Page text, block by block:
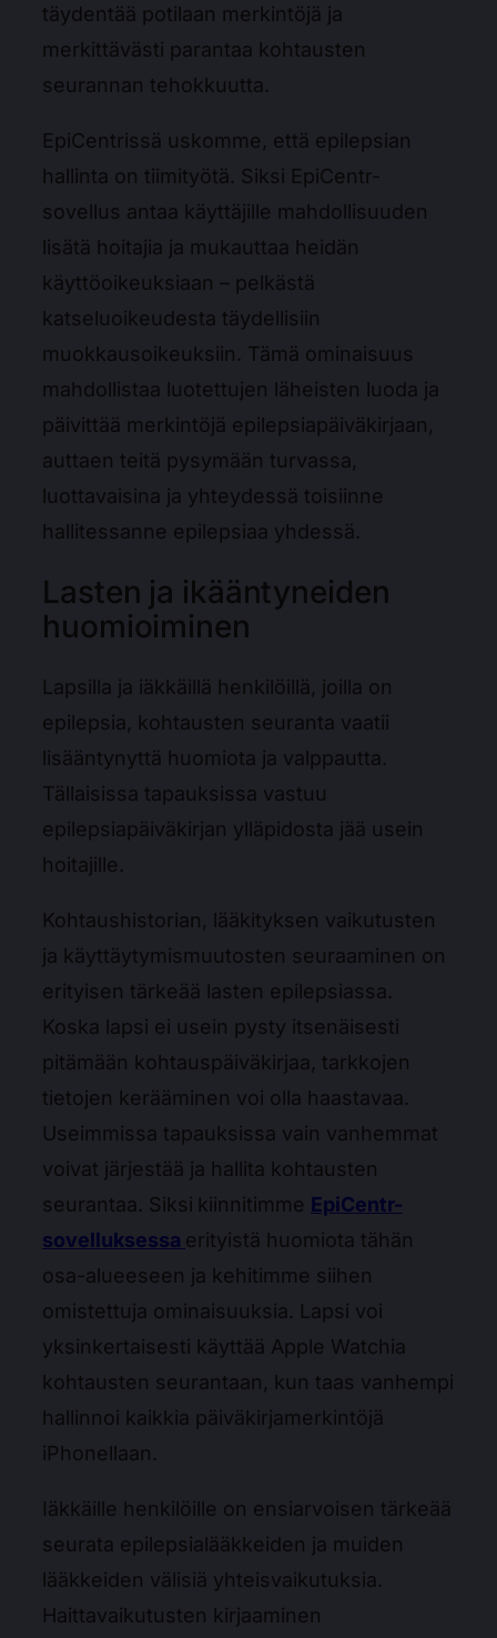
täydentää potilaan merkintöjä ja
merkittävästi parantaa kohtausten
seurannan tehokkuutta.
EpiCentrissä uskomme, että epilepsian
hallinta on tiimityötä. Siksi EpiCentr-
sovellus antaa käyttäjille mahdollisuuden
lisätä hoitajia ja mukauttaa heidän
käyttöoikeuksiaan – pelkästä
katseluoikeudesta täydellisiin
muokkausoikeuksiin. Tämä ominaisuus
mahdollistaa luotettujen läheisten luoda ja
päivittää merkintöjä epilepsiapäiväkirjaan,
auttaen teitä pysymään turvassa,
luottavaisina ja yhteydessä toisiinne
hallitessanne epilepsiaa yhdessä.
Lasten ja ikääntyneiden
huomioiminen
Lapsilla ja iäkkäillä henkilöillä, joilla on
epilepsia, kohtausten seuranta vaatii
lisääntynyttä huomiota ja valppautta.
Tällaisissa tapauksissa vastuu
epilepsiapäiväkirjan ylläpidosta jää usein
hoitajille.
Kohtaushistorian, lääkityksen vaikutusten
ja käyttäytymismuutosten seuraaminen on
erityisen tärkeää lasten epilepsiassa.
Koska lapsi ei usein pysty itsenäisesti
pitämään kohtauspäiväkirjaa, tarkkojen
tietojen kerääminen voi olla haastavaa.
Useimmissa tapauksissa vain vanhemmat
voivat järjestää ja hallita kohtausten
seurantaa. Siksi kiinnitimme EpiCentr-
sovelluksessa erityistä huomiota tähän
osa-alueeseen ja kehitimme siihen
omistettuja ominaisuuksia. Lapsi voi
yksinkertaisesti käyttää Apple Watchia
kohtausten seurantaan, kun taas vanhempi
hallinnoi kaikkia päiväkirjamerkintöjä
iPhonellaan.
Iäkkäille henkilöille on ensiarvoisen tärkeää
seurata epilepsialääkkeiden ja muiden
lääkkeiden välisiä yhteisvaikutuksia.
Haittavaikutusten kirjaaminen